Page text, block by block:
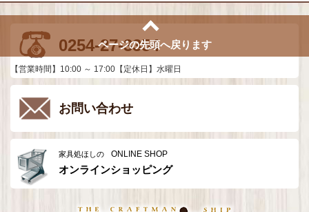
ページの先頭へ戻ります
0254-27-3354
【営業時間】10:00 ～ 17:00【定休日】水曜日
お問い合わせ
家具処ほしの ONLINE SHOP
オンラインショッピング